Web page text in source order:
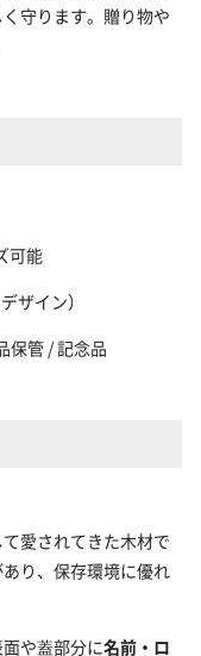
守ります。贈り物や
可能
ザイン）
保管 / 記念品
愛されてきた木材で
り、保存環境に優れ
や蓋部分に名前・ロ